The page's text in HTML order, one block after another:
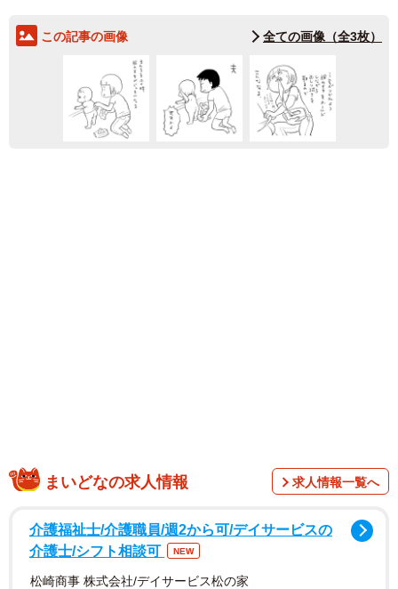
この記事の画像 全ての画像（全3枚）
まいどなの求人情報 求人情報一覧へ
介護福祉士/介護職員/週2から可/デイサービスの
介護士/シフト相談可
NEW
松崎商事 株式会社/デイサービス松の家